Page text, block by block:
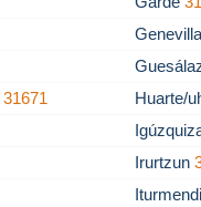
31671 Huarte/
Irurtzun